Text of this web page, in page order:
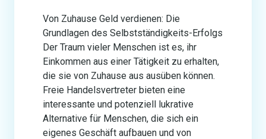
Von Zuhause Geld verdienen: Die
Grundlagen des Selbstständigkeits-Erfolgs
Der Traum vieler Menschen ist es, ihr
Einkommen aus einer Tätigkeit zu erhalten,
die sie von Zuhause aus ausüben können.
Freie Handelsvertreter bieten eine
interessante und potenziell lukrative
Alternative für Menschen, die sich ein
eigenes Geschäft aufbauen und von